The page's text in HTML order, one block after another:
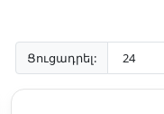
Ցուցադրել: